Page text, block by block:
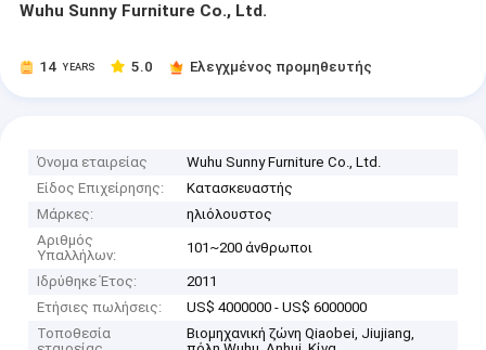
Wuhu Sunny Furniture Co., Ltd.
14 YEARS 5.0 Ελεγχμένος προμηθευτής
Όνομα εταιρείας
Wuhu Sunny Furniture Co., Ltd.
Είδος Επιχείρησης:
Κατασκευαστής
Μάρκες:
ηλιόλουστος
Αριθμός
Υπαλλήλων:
101~200 άνθρωποι
Ιδρύθηκε Έτος:
2011
Ετήσιες πωλήσεις:
US$ 4000000 - US$ 6000000
Τοποθεσία
Βιομηχανική ζώνη Qiaobei, Jiujiang,